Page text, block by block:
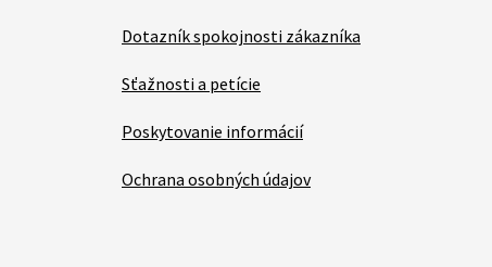
Dotazník spokojnosti zákazníka
Sťažnosti a petície
Poskytovanie informácií
Ochrana osobných údajov